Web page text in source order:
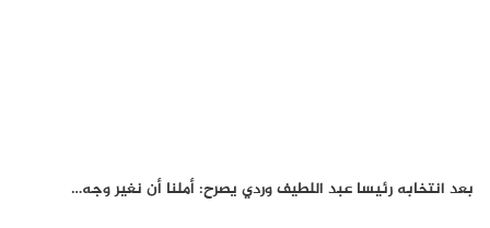
بعد انتخابه رئيسا عبد اللطيف وردي يصرح: أملنا أن نغير وجه…